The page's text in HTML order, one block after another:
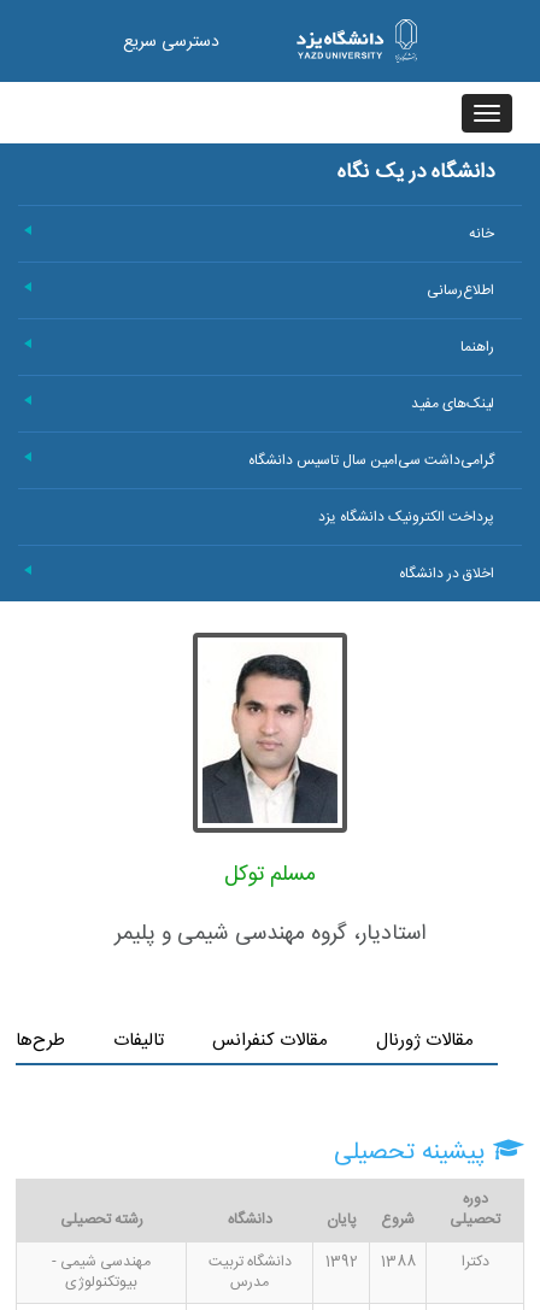
دسترسی سریع
Toggle
navigation
دانشگاه در یک نگاه
خانه
اطلاع‌رسانی
راهنما
لینک‌های مفید
گرامی‌داشت سی‌امین سال تاسیس دانشگاه
پرداخت الکترونیک دانشگاه یزد
اخلاق در دانشگاه
مسلم توکل
استادیار، گروه مهندسی شیمی و پلیمر
مقالات ژورنال مقالات کنفرانس تالیفات
پیشینه تحصیلی
دوره
تحصیلی
شروع پایان دانشگاه
رشته تحصیلی
دکترا
1388
1392
دانشگاه تربیت
مدرس
مهندسی شیمی -
بیوتکنولوژی